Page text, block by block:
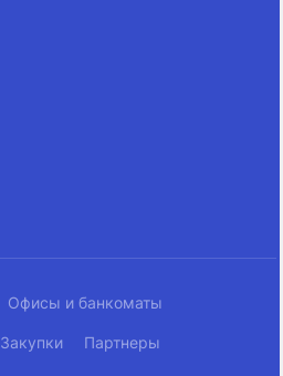
Офисы и банкоматы
Закупки Партнеры